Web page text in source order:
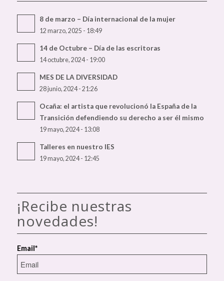
8 de marzo – Día internacional de la mujer
12 marzo, 2025 - 18:49
14 de Octubre – Día de las escritoras
14 octubre, 2024 - 19:00
MES DE LA DIVERSIDAD
28 junio, 2024 - 21:26
Ocaña: el artista que revolucionó la España de la
Transición defendiendo su derecho a ser él mismo
19 mayo, 2024 - 13:08
Talleres en nuestro IES
19 mayo, 2024 - 12:45
¡Recibe nuestras
novedades!
Email*